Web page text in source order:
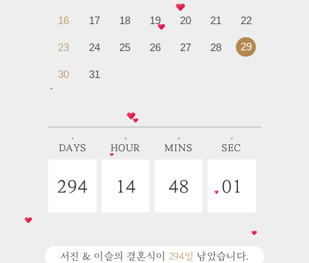
16 17 18 19 20 21 22
23 24 25 26 27 28 29
30 31
˙
DAYS
294
˙
HOUR
14
˙
MINS
48
˙
SEC
00
서진 & 이슬의 결혼식이 294일 남았습니다.